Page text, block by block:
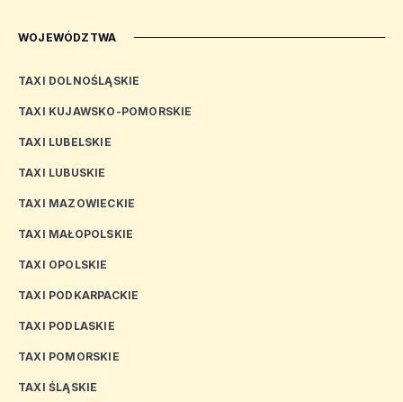
WOJEWÓDZTWA
TAXI DOLNOŚLĄSKIE
TAXI KUJAWSKO-POMORSKIE
TAXI LUBELSKIE
TAXI LUBUSKIE
TAXI MAZOWIECKIE
TAXI MAŁOPOLSKIE
TAXI OPOLSKIE
TAXI PODKARPACKIE
TAXI PODLASKIE
TAXI POMORSKIE
TAXI ŚLĄSKIE